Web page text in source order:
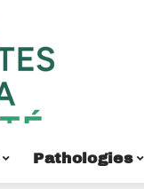
Pathologies